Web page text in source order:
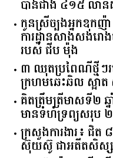
បានជាង ៤១៥ លាន
កូនស្រីច្បងអ្នកឧកញ៉ា
ការដ្ឋានសាងសង់រោ
របស់ ជីប ម៉ុង
៣ ឈុតប្រពៃណីថ្មីៗ
ក្រហមឆេះឆិល ស្អ
គិត​ត្រឹមត្រីមាស​ទី​២​ ​ឆ្
មាន​ទំហំ​ទ្រព្យ​សរុប​
ក្រសួង​ការងារ​៖ ​ជិត​
ស៊ុយ​ស៊ូ ​ជា​អតីត​សិស្ស​